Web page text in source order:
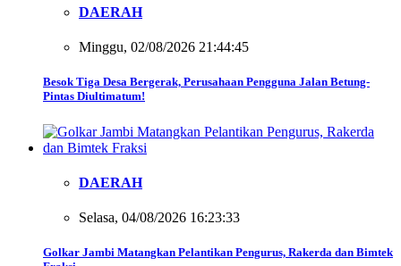
DAERAH
Minggu, 02/08/2026 21:44:45
Besok Tiga Desa Bergerak, Perusahaan Pengguna Jalan Betung-
Pintas Diultimatum!
DAERAH
Selasa, 04/08/2026 16:23:33
Golkar Jambi Matangkan Pelantikan Pengurus, Rakerda dan Bimtek